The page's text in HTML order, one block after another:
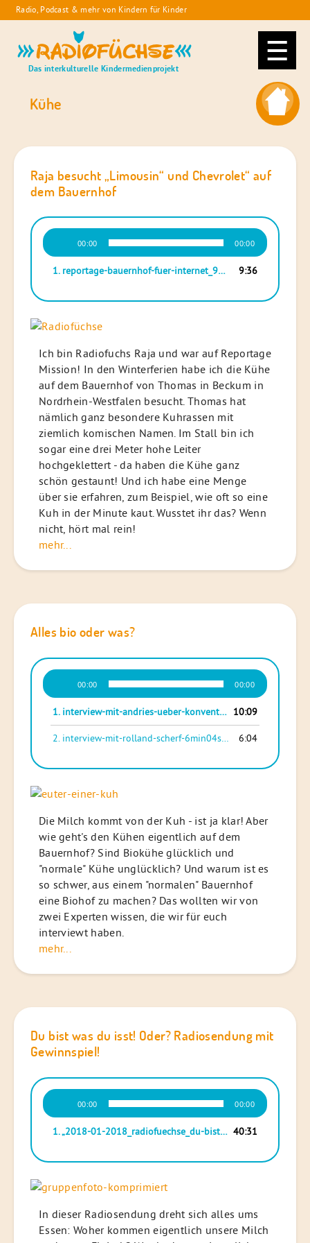
Skip
to
Radio, Podcast & mehr von Kindern für Kinder
Radiofüchse
Das interkulturelle Kindermedienprojekt
Kühe
Raja besucht „Limousin“ und Chevrolet“ auf
dem Bauernhof
Audio-
Player
00:00 00:00
1. reportage-bauernhof-fuer-internet_9min35sek 9:36
Ich bin Radiofuchs Raja und war auf Reportage
Mission! In den Winterferien habe ich die Kühe
auf dem Bauernhof von Thomas in Beckum in
Nordrhein-Westfalen besucht. Thomas hat
nämlich ganz besondere Kuhrassen mit
ziemlich komischen Namen. Im Stall bin ich
sogar eine drei Meter hohe Leiter
hochgeklettert - da haben die Kühe ganz
schön gestaunt! Und ich habe eine Menge
über sie erfahren, zum Beispiel, wie oft so eine
Kuh in der Minute kaut. Wusstet ihr das? Wenn
nicht, hört mal rein!
mehr...
Alles bio oder was?
Audio-
Player
00:00 00:00
1. interview-mit-andries-ueber-konventionelle-landwirtschaft_10min08sek-fuer-internet 10:09
2. interview-mit-rolland-scherf-6min04sek_fuer-internet 6:04
Die Milch kommt von der Kuh - ist ja klar! Aber
wie geht's den Kühen eigentlich auf dem
Bauernhof? Sind Biokühe glücklich und
"normale" Kühe unglücklich? Und warum ist es
so schwer, aus einem "normalen" Bauernhof
eine Biohof zu machen? Das wollten wir von
zwei Experten wissen, die wir für euch
interviewt haben.
mehr...
Du bist was du isst! Oder? Radiosendung mit
Gewinnspiel!
Audio-
Player
00:00 00:00
1.„2018-01-2018_radiofuechse_du-bist-was-du-isst_40min31sek-ohne-musik“ 40:31
In dieser Radiosendung dreht sich alles ums
Essen: Woher kommen eigentlich unsere Milch